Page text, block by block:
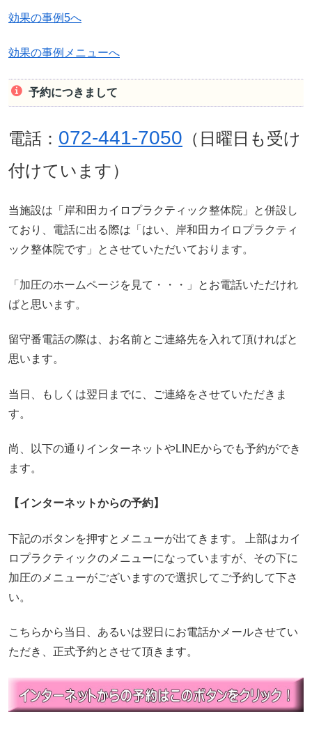
効果の事例5へ
効果の事例メニューへ
予約につきまして
電話： 072-441-7050 （日曜日も受け
付けています）
当施設は「岸和田カイロプラクティック整体院」と併設し
ており、電話に出る際は「はい、岸和田カイロプラクティ
ック整体院です」とさせていただいております。
「加圧のホームページを見て・・・」とお電話いただけれ
ばと思います。
留守番電話の際は、お名前とご連絡先を入れて頂ければと
思います。
当日、もしくは翌日までに、ご連絡をさせていただきま
す。
尚、以下の通りインターネットやLINEからでも予約ができ
ます。
【インターネットからの予約】
下記のボタンを押すとメニューが出てきます。 上部はカイ
ロプラクティックのメニューになっていますが、その下に
加圧のメニューがございますので選択してご予約して下さ
い。
こちらから当日、あるいは翌日にお電話かメールさせてい
ただき、正式予約とさせて頂きます。